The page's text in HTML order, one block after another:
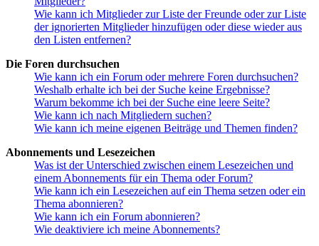
Wie kann ich Mitglieder zur Liste der Freunde oder zur Liste
der ignorierten Mitglieder hinzufügen oder diese wieder aus
den Listen entfernen?
Die Foren durchsuchen
Wie kann ich ein Forum oder mehrere Foren durchsuchen?
Weshalb erhalte ich bei der Suche keine Ergebnisse?
Warum bekomme ich bei der Suche eine leere Seite?
Wie kann ich nach Mitgliedern suchen?
Wie kann ich meine eigenen Beiträge und Themen finden?
Abonnements und Lesezeichen
Was ist der Unterschied zwischen einem Lesezeichen und
einem Abonnements für ein Thema oder Forum?
Wie kann ich ein Lesezeichen auf ein Thema setzen oder ein
Thema abonnieren?
Wie kann ich ein Forum abonnieren?
Wie deaktiviere ich meine Abonnements?